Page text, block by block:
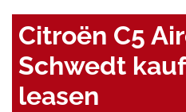
Citroën C5
Schwedt
leasen